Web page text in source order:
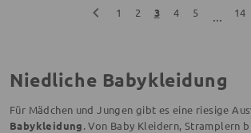
1 2 3 4 5 14
Niedliche Babykleidung
Für Mädchen und Jungen gibt es eine riesige
Babykleidung. Von Baby Kleidern, Stramplern